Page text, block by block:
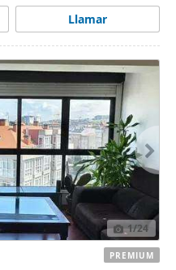
Llamar
1/24
PREMIUM